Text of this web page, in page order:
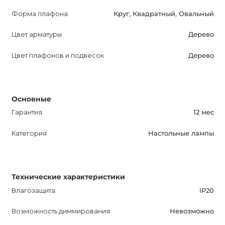
левитирующие в воздухе, создают впечатляющий
привлекательность. Цена на эту лампу указана на
Форма плафона Круг, Квадратный, Овальный
Цвет арматуры Дерево
Цвет плафонов и подвесок Дерево
Основные
Гарантия 12 мес
Категория Настольные лампы
Технические характеристики
Влагозащита IP20
Возможность диммирования Невозможно